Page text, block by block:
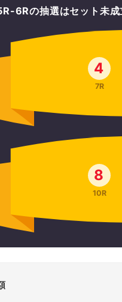
6Rの抽選はセット未成
4
7R
8
10R